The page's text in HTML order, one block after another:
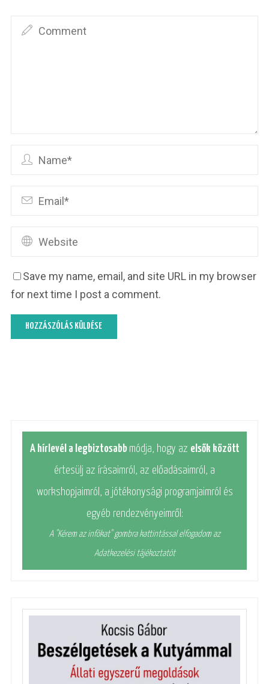
Save my name, email, and site URL in my browser
for next time I post a comment.
A hírlevél a legbiztosabb módja, hogy az elsők között
értesülj az írásaimról, az előadásaimról, a
workshopjaimról, a jótékonysági programjaimról és
egyéb rendezvényeimről:
A "Kérem az infókat" gombra kattintással elfogadom az
Adatkezelési tájékoztatót